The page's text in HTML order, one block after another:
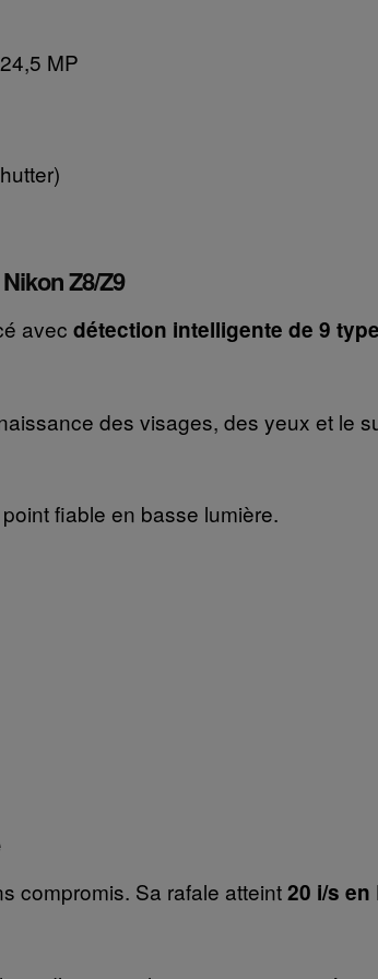
MP
Z8/Z9
avec détection intelligente de 9
des visages, des yeux et le
fiable en basse lumière.
compromis. Sa rafale atteint20 i/s en